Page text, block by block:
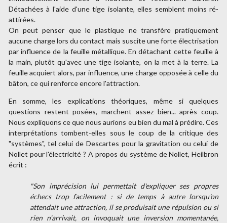
Détachées à l'aide d'une tige isolante, elles semblent moins ré-
attirées.
On peut penser que le plastique ne transfère pratiquement
aucune charge lors du contact mais suscite une forte électrisation
par influence de la feuille métallique. En détachant cette feuille à
la main, plutôt qu'avec une tige isolante, on la met à la terre. La
feuille acquiert alors, par influence, une charge opposée à celle du
bâton, ce qui renforce encore l'attraction.
En somme, les explications théoriques, même si quelques
questions restent posées, marchent assez bien... après coup.
Nous expliquons ce que nous aurions eu bien du mal à prédire. Ces
interprétations tombent-elles sous le coup de la critique des
"systèmes", tel celui de Descartes pour la gravitation ou celui de
Nollet pour l'électricité ? A propos du système de Nollet, Heilbron
écrit :
"Son imprécision lui permettait d'expliquer ses propres
échecs trop facilement : si de temps à autre lorsqu'on
attendait une attraction, il se produisait une répulsion ou si
rien n'arrivait, on invoquait une inversion momentanée,